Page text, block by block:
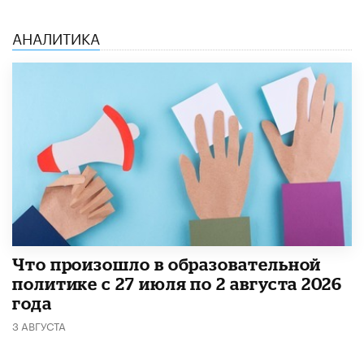
АНАЛИТИКА
​Что произошло в образовательной
политике с 27 июля по 2 августа 2026
года
3 АВГУСТА